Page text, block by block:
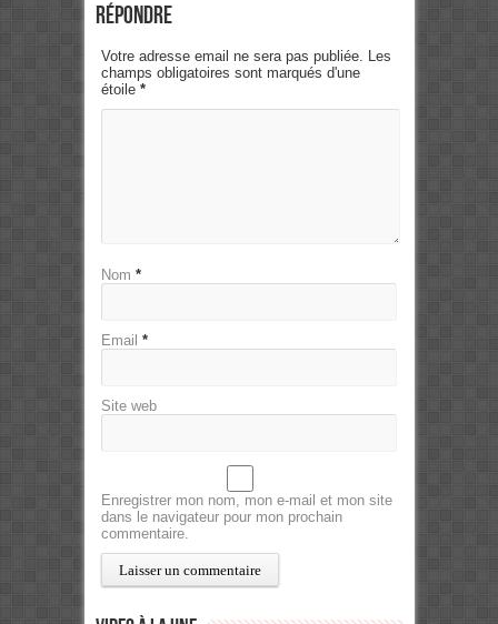
Répondre
Votre adresse email ne sera pas publiée. Les
champs obligatoires sont marqués d'une
étoile *
Nom *
Email *
Site web
Enregistrer mon nom, mon e-mail et mon site
dans le navigateur pour mon prochain
commentaire.